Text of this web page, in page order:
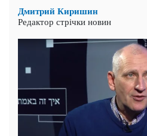
Дмитрий Киришин
Редактор стрічки новин